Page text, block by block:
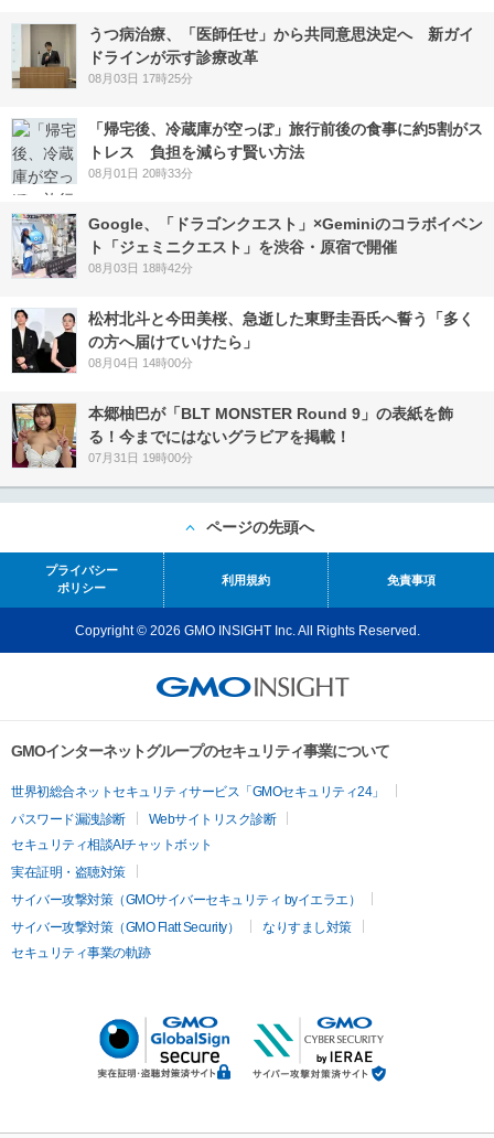
うつ病治療、「医師任せ」から共同意思決定へ 新ガイ
ドラインが示す診療改革
08月03日 17時25分
「帰宅後、冷蔵庫が空っぽ」旅行前後の食事に約5割がス
トレス 負担を減らす賢い方法
08月01日 20時33分
Google、「ドラゴンクエスト」×Geminiのコラボイベン
ト「ジェミニクエスト」を渋谷・原宿で開催
08月03日 18時42分
松村北斗と今田美桜、急逝した東野圭吾氏へ誓う「多く
の方へ届けていけたら」
08月04日 14時00分
本郷柚巴が「BLT MONSTER Round 9」の表紙を飾
る！今までにはないグラビアを掲載！
07月31日 19時00分
ページの先頭へ
プライバシー
ポリシー
利用規約 免責事項
Copyright © 2026 GMO INSIGHT Inc. All Rights Reserved.
GMOインターネットグループのセキュリティ事業について
世界初総合ネットセキュリティサービス「GMOセキュリティ24」
パスワード漏洩診断
Webサイトリスク診断
セキュリティ相談AIチャットボット
実在証明・盗聴対策
サイバー攻撃対策（GMOサイバーセキュリティ byイエラエ）
サイバー攻撃対策（GMO Flatt Security）
なりすまし対策
セキュリティ事業の軌跡